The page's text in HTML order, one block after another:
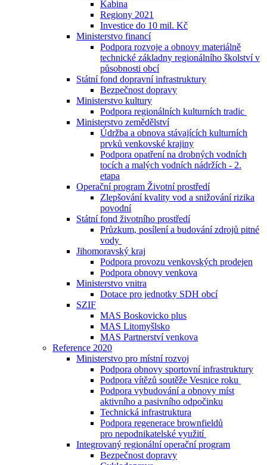
Kabina
Regiony 2021
Investice do 10 mil. Kč
Ministerstvo financí
Podpora rozvoje a obnovy materiálně
technické základny regionálního školství v
působnosti obcí
Státní fond dopravní infrastruktury
Bezpečnost dopravy
Ministerstvo kultury
Podpora regionálních kulturních tradic
Ministerstvo zemědělství
Údržba a obnova stávajících kulturních
prvků venkovské krajiny
Podpora opatření na drobných vodních
tocích a malých vodních nádržích - 2.
etapa
Operační program Životní prostředí
Zlepšování kvality vod a snižování rizika
povodní
Státní fond životního prostředí
Průzkum, posílení a budování zdrojů pitné
vody
Jihomoravský kraj
Podpora provozu venkovských prodejen
Podpora obnovy venkova
Ministerstvo vnitra
Dotace pro jednotky SDH obcí
SZIF
MAS Boskovicko plus
MAS Litomyšlsko
MAS Partnerství venkova
Reference 2020
Ministerstvo pro místní rozvoj
Podpora obnovy sportovní infrastruktury
Podpora vítězů soutěže Vesnice roku
Podpora vybudování a obnovy míst
aktivního a pasivního odpočinku
Technická infrastruktura
Podpora regenerace brownfieldů
pro nepodnikatelské využití
Integrovaný regionální operační program
Bezpečnost dopravy